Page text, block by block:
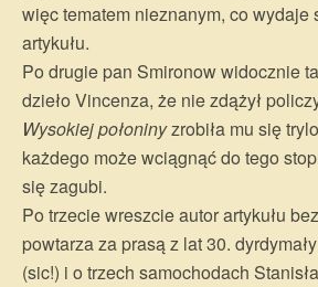
więc tematem nieznanym, co wydaje
artykułu.
Po drugie pan Smironow widocznie
dzieło Vincenza, że nie zdążył
Wysokiej połoninyzrobiła mu się
każdego może wciągnąć do tego
się zagubi.
Po trzecie wreszcie autor artykułu
powtarza za prasą z lat 30.
(sic!) i o trzech samochodach